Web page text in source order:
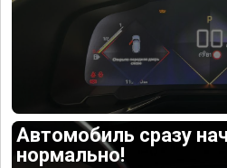
Автомобиль сразу
нормально!